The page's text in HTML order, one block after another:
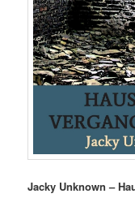
Jacky Unknown –